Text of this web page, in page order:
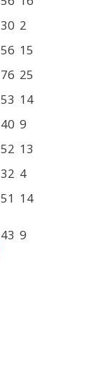
30 2
56 15
76 25
53 14
40 9
52 13
32 4
51 14
43 9